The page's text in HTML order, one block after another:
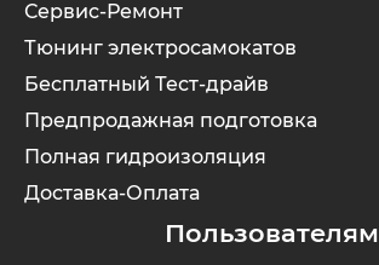
Сервис-Ремонт
Тюнинг электросамокатов
Бесплатный Тест-драйв
Предпродажная подготовка
Полная гидроизоляция
Доставка-Оплата
Пользователям